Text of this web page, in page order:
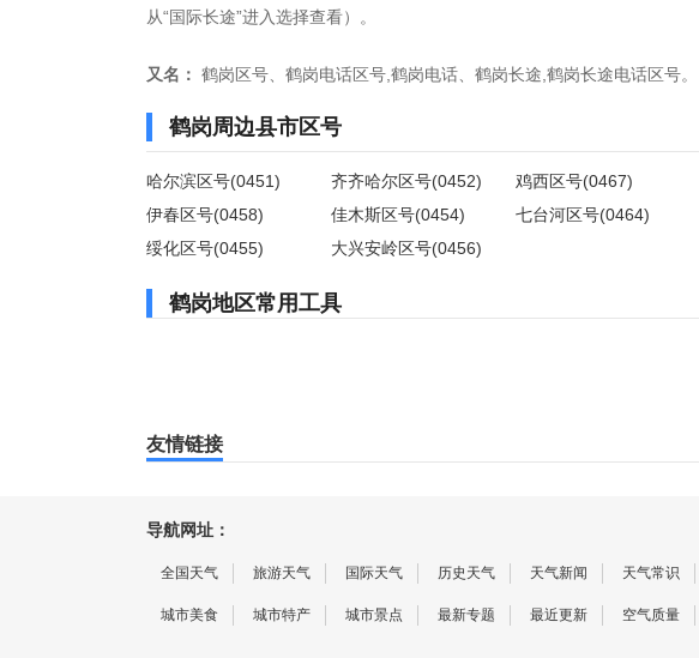
从“国际长途”进入选择查看）。
又名： 鹤岗区号、鹤岗电话区号,鹤岗电话、鹤岗长途,鹤岗长途电话区号。
鹤岗周边县市区号
哈尔滨区号(0451) 齐齐哈尔区号(0452) 鸡西区号(0467)
伊春区号(0458)
佳木斯区号(0454) 七台河区号(0464)
绥化区号(0455)
大兴安岭区号(0456)
鹤岗地区常用工具
友情链接
导航网址：
全国天气 旅游天气 国际天气 历史天气 天气新闻 天气常识
城市美食 城市特产 城市景点 最新专题 最近更新 空气质量